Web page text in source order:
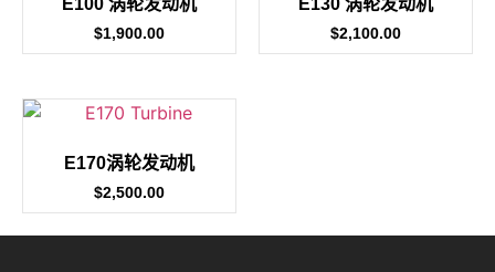
E100 涡轮发动机
$1,900.00
E130 涡轮发动机
$2,100.00
E170涡轮发动机
$2,500.00